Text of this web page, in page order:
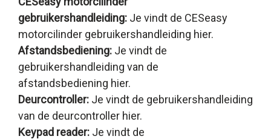
Deurcontroller
Communicatiemodule
CESeasy
- 5
jaar
beheer
kaart
Voedingsadapter
CES
Slotspray
gebruikershandleiding: Je vindt de CESeasy
motorcilinder gebruikershandleiding hier.
Afstandsbediening: Je vindt de
gebruikershandleiding van de
afstandsbediening hier.
Deurcontroller: Je vindt de gebruikershandleiding
van de deurcontroller hier.
Keypad reader: Je vindt de